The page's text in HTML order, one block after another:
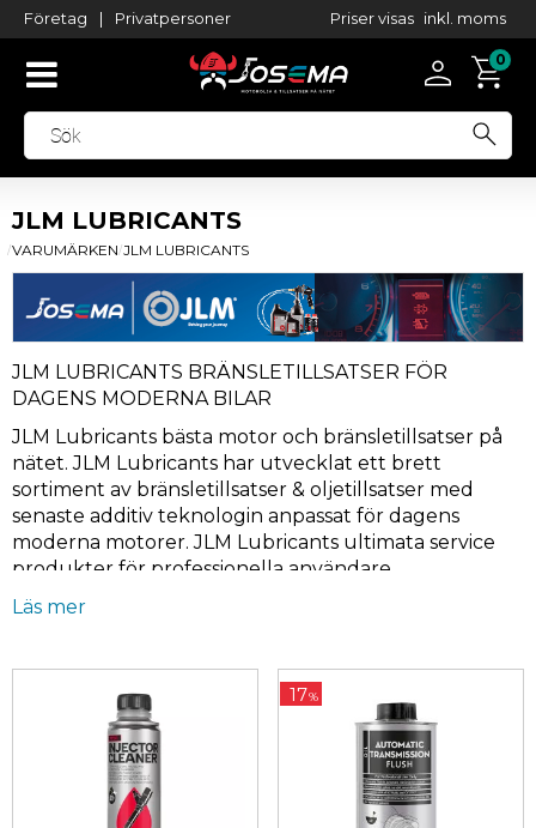
Företag | Privatpersoner Priser visas inkl. moms
JLM LUBRICANTS
VARUMÄRKEN JLM LUBRICANTS
JLM LUBRICANTS BRÄNSLETILLSATSER FÖR
DAGENS MODERNA BILAR
JLM Lubricants bästa motor och bränsletillsatser på
nätet. JLM Lubricants har utvecklat ett brett
sortiment av bränsletillsatser & oljetillsatser med
senaste additiv teknologin anpassat för dagens
moderna motorer. JLM Lubricants ultimata service
produkter för professionella användare.
Läs mer
17%